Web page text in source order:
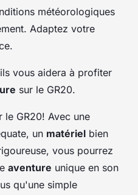
météorologiques
Adaptez votre
vous aidera à profiter
sur le GR20.
GR20! Avec une
un matériel bien
vous pourrez
aventure unique en son
qu'une simple